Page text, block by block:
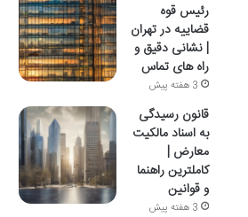
رئیس قوه
قضاییه در تهران
| نشانی دقیق و
راه های تماس
3 هفته پیش
قانون رسیدگی
به اسناد مالکیت
معارض |
کاملترین راهنما
و قوانین
3 هفته پیش